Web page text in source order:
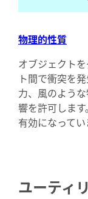
物理的性質
オブジェクト
ト間で衝突を
力、風のよう
響を許可しま
有効になってい
ユーティ